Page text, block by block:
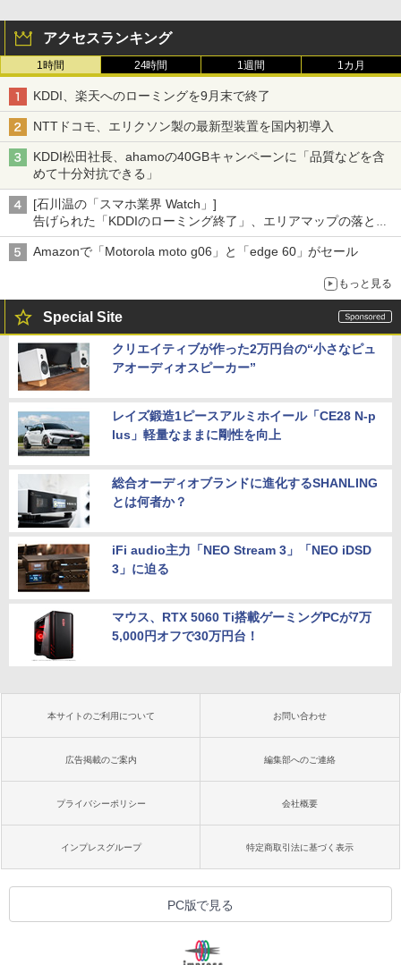
アクセスランキング
1時間 24時間 1週間 1カ月
KDDI、楽天へのローミングを9月末で終了
NTTドコモ、エリクソン製の最新型装置を国内初導入
KDDI松田社長、ahamoの40GBキャンペーンに「品質などを含
めて十分対抗できる」
[石川温の「スマホ業界 Watch」]
告げられた「KDDIのローミング終了」、エリアマップの落とし
穴と楽天モバイルの課題
Amazonで「Motorola moto g06」と「edge 60」がセール
もっと見る
Special Site
クリエイティブが作った2万円台の“小さなピュ
アオーディオスピーカー”
レイズ鍛造1ピースアルミホイール「CE28 N-p
lus」軽量なままに剛性を向上
総合オーディオブランドに進化するSHANLING
とは何者か？
iFi audio主力「NEO Stream 3」「NEO iDSD
3」に迫る
マウス、RTX 5060 Ti搭載ゲーミングPCが7万
5,000円オフで30万円台！
本サイトのご利用について お問い合わせ
広告掲載のご案内 編集部へのご連絡
プライバシーポリシー 会社概要
インプレスグループ 特定商取引法に基づく表示
PC版で見る